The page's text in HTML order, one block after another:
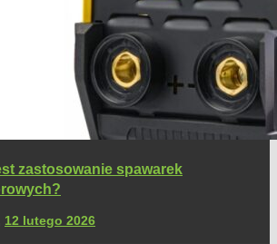
zastosowanie spawarek
12 lutego 2026